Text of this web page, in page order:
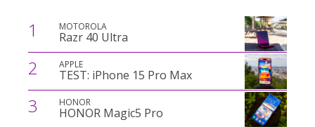
1 MOTOROLA
Razr 40 Ultra
2 APPLE
TEST: iPhone 15 Pro Max
3 HONOR
HONOR Magic5 Pro